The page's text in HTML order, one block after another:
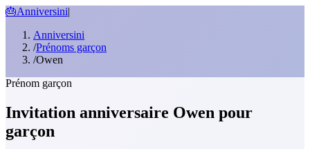
🎂Anniversini|
Anniversini
/Prénoms garçon
/Owen
Prénom garçon
Invitation anniversaire Owen pour
garçon